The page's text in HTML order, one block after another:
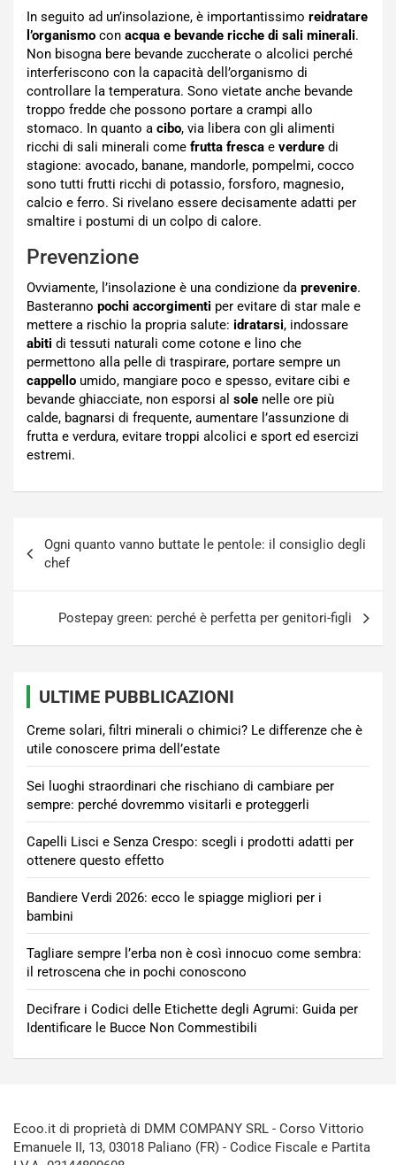
In seguito ad un’insolazione, è importantissimo reidratare
l’organismo con acqua e bevande ricche di sali minerali.
Non bisogna bere bevande zuccherate o alcolici perché
interferiscono con la capacità dell’organismo di
controllare la temperatura. Sono vietate anche bevande
troppo fredde che possono portare a crampi allo
stomaco. In quanto a cibo, via libera con gli alimenti
ricchi di sali minerali come frutta fresca e verdure di
stagione: avocado, banane, mandorle, pompelmi, cocco
sono tutti frutti ricchi di potassio, forsforo, magnesio,
calcio e ferro. Si rivelano essere decisamente adatti per
smaltire i postumi di un colpo di calore.
Prevenzione
Ovviamente, l’insolazione è una condizione da prevenire.
Basteranno pochi accorgimenti per evitare di star male e
mettere a rischio la propria salute: idratarsi, indossare
abiti di tessuti naturali come cotone e lino che
permettono alla pelle di traspirare, portare sempre un
cappello umido, mangiare poco e spesso, evitare cibi e
bevande ghiacciate, non esporsi al sole nelle ore più
calde, bagnarsi di frequente, aumentare l’assunzione di
frutta e verdura, evitare troppi alcolici e sport ed esercizi
estremi.
articoli
Ogni quanto vanno buttate le pentole: il consiglio degli
chef
Postepay green: perché è perfetta per genitori-figli
ULTIME PUBBLICAZIONI
Creme solari, filtri minerali o chimici? Le differenze che è
utile conoscere prima dell’estate
Sei luoghi straordinari che rischiano di cambiare per
sempre: perché dovremmo visitarli e proteggerli
Capelli Lisci e Senza Crespo: scegli i prodotti adatti per
ottenere questo effetto
Bandiere Verdi 2026: ecco le spiagge migliori per i
bambini
Tagliare sempre l’erba non è così innocuo come sembra:
il retroscena che in pochi conoscono
Decifrare i Codici delle Etichette degli Agrumi: Guida per
Identificare le Bucce Non Commestibili
Ecoo.it di proprietà di DMM COMPANY SRL - Corso Vittorio
Emanuele II, 13, 03018 Paliano (FR) - Codice Fiscale e Partita